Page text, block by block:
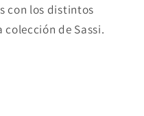
con los distintos
colección de Sassi.